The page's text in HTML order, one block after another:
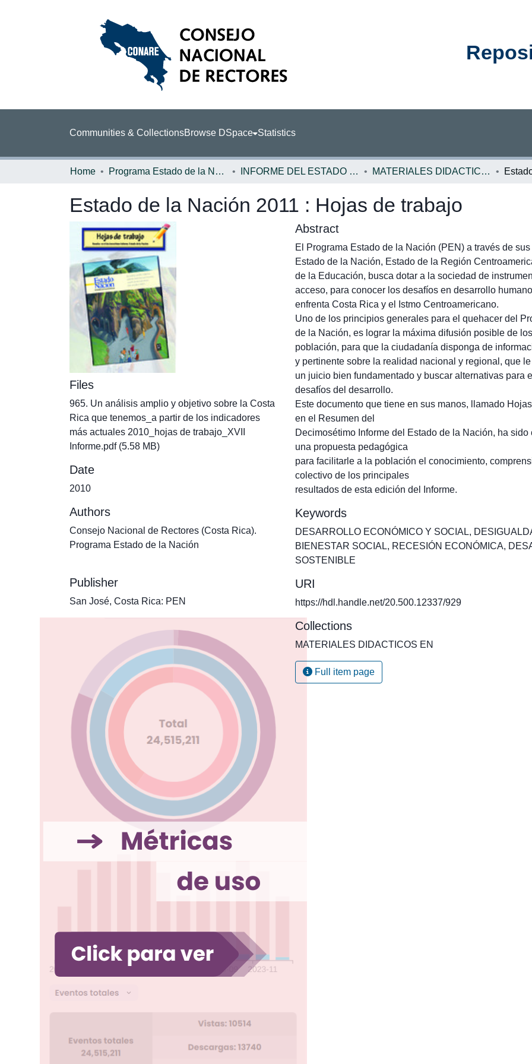
Communities & CollectionsBrowse DSpace Statistics
Home Programa Estado de la Nación (PEN) INFORME DEL ESTADO DE LA NACION MATERIALES DIDACTICOS EN
Estado de la Nación 2011 : Hojas de trabajo
Files
965. Un análisis amplio y objetivo sobre la Costa
Rica que tenemos_a partir de los indicadores
más actuales 2010_hojas de trabajo_XVII
Informe.pdf(5.58 MB)
Date
2010
Authors
Consejo Nacional de Rectores (Costa Rica).
Programa Estado de la Nación
Publisher
San José, Costa Rica: PEN
Abstract
El Programa Estado de la Nación (PEN) a través de sus
Estado de la Nación, Estado de la Región
de la Educación, busca dotar a la sociedad de
acceso, para conocer los desafíos en desarrollo
enfrenta Costa Rica y el Istmo Centroamericano.
Uno de los principios generales para el quehacer del
de la Nación, es lograr la máxima difusión posible de
población, para que la ciudadanía disponga de
y pertinente sobre la realidad nacional y regional, que
un juicio bien fundamentado y buscar alternativas para
desafíos del desarrollo.
Este documento que tiene en sus manos, llamado
en el Resumen del
Decimosétimo Informe del Estado de la Nación, ha sido
una propuesta pedagógica
para facilitarle a la población el conocimiento,
colectivo de los principales
resultados de esta edición del Informe.
Keywords
DESARROLLO ECONÓMICO Y SOCIAL,
BIENESTAR SOCIAL, RECESIÓN ECONÓMICA,
SOSTENIBLE
URI
https://hdl.handle.net/20.500.12337/929
Collections
MATERIALES DIDACTICOS EN
Full item page